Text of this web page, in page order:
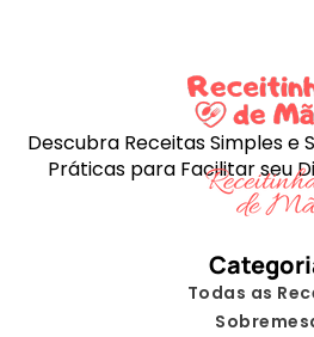
Descubra Receitas Simples e
Práticas para Facilitar seu
Todas as